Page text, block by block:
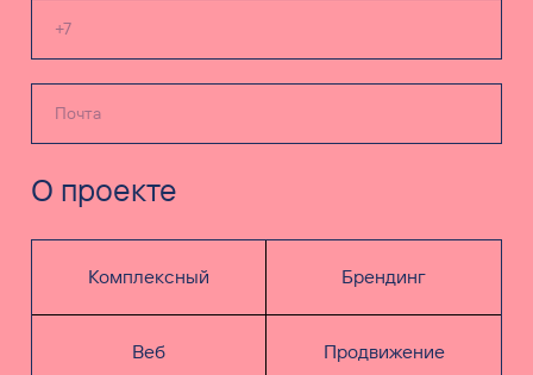
О проекте
Комплексный Брендинг
Веб Продвижение